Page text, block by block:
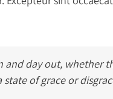
and day out, whether
of grace or